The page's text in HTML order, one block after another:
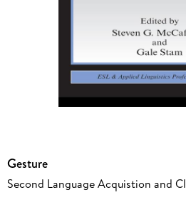
Gesture
Second Language Acquistion and